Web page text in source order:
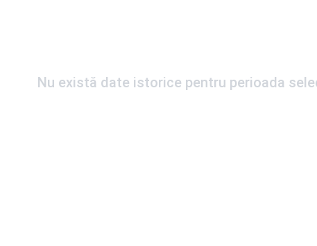
Nu există date istorice pentru perioada